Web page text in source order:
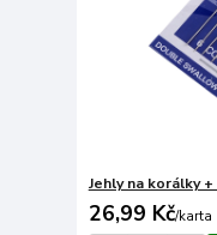
Jehly na korálky
26,99 Kč/karta